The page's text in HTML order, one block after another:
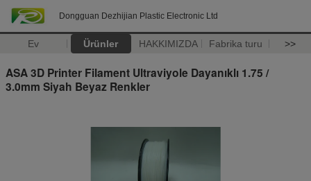
Dongguan Dezhijian Plastic Electronic Ltd
Ev Ürünler HAKKIMIZDA Fabrika turu >>
ASA 3D Printer Filament Ultraviyole Dayanıklı 1.75 /
3.0mm Siyah Beyaz Renkler